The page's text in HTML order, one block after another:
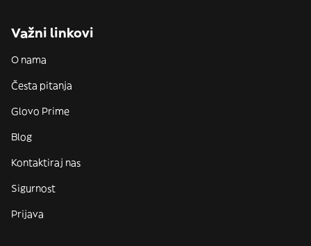
Važni linkovi
O nama
Česta pitanja
Glovo Prime
Blog
Kontaktiraj nas
Sigurnost
Prijava